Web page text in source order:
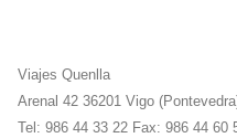
Viajes Quenlla
Arenal 42 36201 Vigo
Tel: 986 44 33 22 Fax: 986 44 60